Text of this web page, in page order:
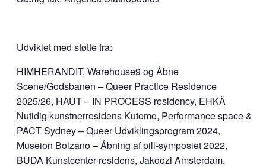
Udviklet med støtte fra:
HIMHERANDIT, Warehouse9 og Åbne
Scene/Godsbanen – Queer Practice Residence
2025/26, HAUT – IN PROCESS residency, EHKÄ
Nutidig kunstnerresidens Kutomo, Performance space &
PACT Sydney – Queer Udviklingsprogram 2024,
Museion Bolzano – Åbning af pill-symposiet 2022,
BUDA Kunstcenter-residens, Jakoozi Amsterdam.